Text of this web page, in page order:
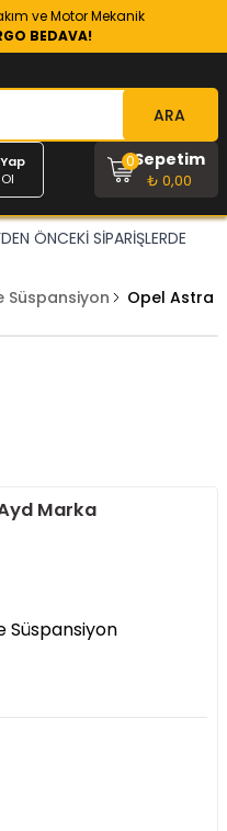
ve Motor Mekanik
BEDAVA!
ARA
Sepetim
₺ 0,00
0
ÖNCEKİ SİPARİŞLERDE
Süspansiyon Opel Astra
Marka
Süspansiyon